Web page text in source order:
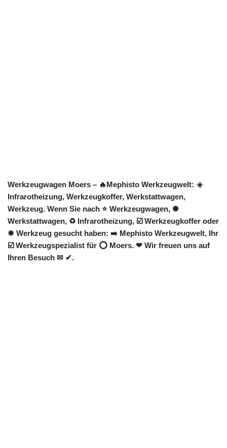
Werkzeugwagen Moers – 🔥Mephisto Werkzeugwelt: ☀️
Infrarotheizung, Werkzeugkoffer, Werkstattwagen,
Werkzeug. Wenn Sie nach ⭐ Werkzeugwagen, ✺
Werkstattwagen, ♻ Infrarotheizung, ☑️ Werkzeugkoffer oder
✹ Werkzeug gesucht haben: ➡️ Mephisto Werkzeugwelt, Ihr
☑️ Werkzeugspezialist für ⭕ Moers. ❤ Wir freuen uns auf
Ihren Besuch ✉ ✔.